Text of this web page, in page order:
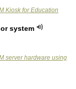
Kiosk for Education
system
server hardware using